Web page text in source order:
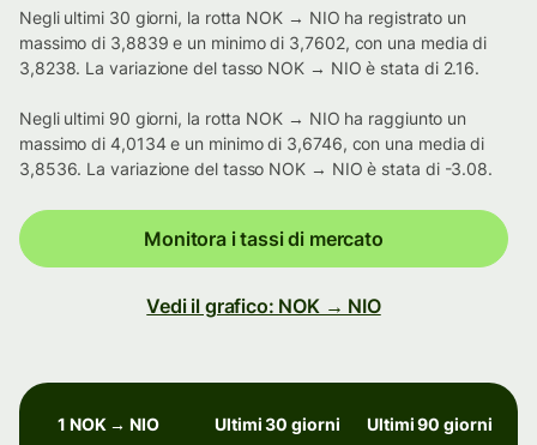
Negli ultimi 30 giorni, la rotta NOK → NIO ha registrato un
massimo di 3,8839 e un minimo di 3,7602, con una media di
3,8238. La variazione del tasso NOK → NIO è stata di 2.16.
Negli ultimi 90 giorni, la rotta NOK → NIO ha raggiunto un
massimo di 4,0134 e un minimo di 3,6746, con una media di
3,8536. La variazione del tasso NOK → NIO è stata di -3.08.
Monitora i tassi di mercato
Vedi il grafico: NOK → NIO
1 NOK → NIO Ultimi 30 giorni Ultimi 90 giorni